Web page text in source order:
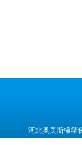
河北奥美斯橡塑